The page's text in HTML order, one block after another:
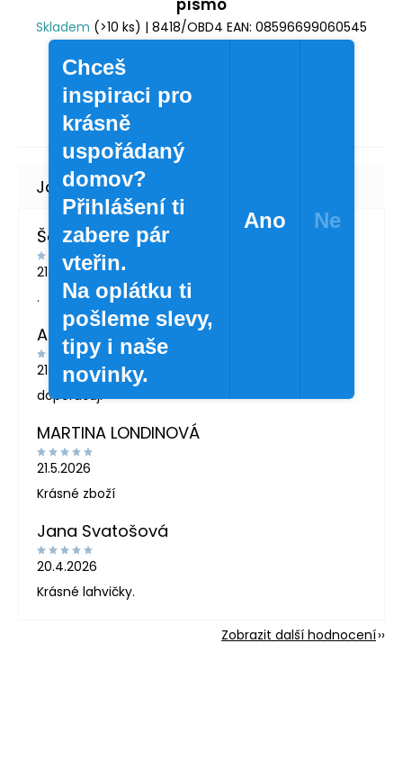
písmo
Skladem (>10 ks) | 8418/OBD4 EAN: 08596699060545
Šárka Švábová
21.7.2026
.
Andrea Žáčková
21.5.2026
doporučuji
MARTINA LONDINOVÁ
21.5.2026
Krásné zboží
Jana Svatošová
20.4.2026
Krásné lahvičky.
Zobrazit další hodnocení
Chceš
inspiraci pro
krásně
uspořádaný
domov?
Přihlášení ti
zabere pár
vteřin.
Na oplátku ti
pošleme slevy,
tipy i naše
novinky.
Ano Ne